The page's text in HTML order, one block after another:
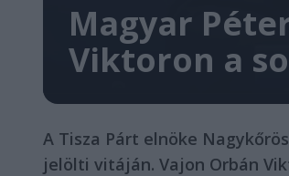
Magyar
Viktoron a
A Tisza Párt elnöke
jelölti vitáján. Vajon Orbán